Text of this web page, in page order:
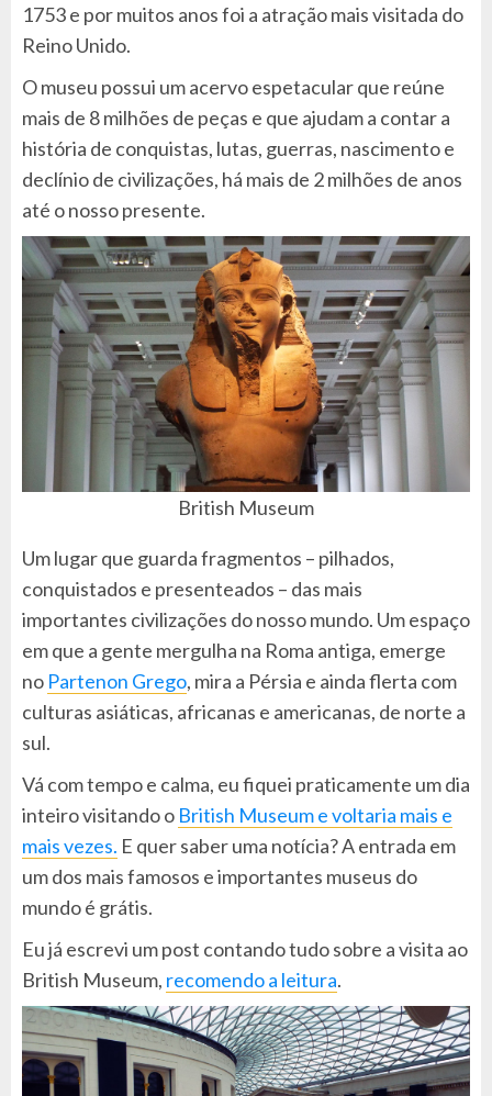
1753 e por muitos anos foi a atração mais visitada do
Reino Unido.
O museu possui um acervo espetacular que reúne
mais de 8 milhões de peças e que ajudam a contar a
história de conquistas, lutas, guerras, nascimento e
declínio de civilizações, há mais de 2 milhões de anos
até o nosso presente.
British Museum
Um lugar que guarda fragmentos – pilhados,
conquistados e presenteados – das mais
importantes civilizações do nosso mundo. Um espaço
em que a gente mergulha na Roma antiga, emerge
no Partenon Grego, mira a Pérsia e ainda flerta com
culturas asiáticas, africanas e americanas, de norte a
sul.
Vá com tempo e calma, eu fiquei praticamente um dia
inteiro visitando o British Museum e voltaria mais e
mais vezes. E quer saber uma notícia? A entrada em
um dos mais famosos e importantes museus do
mundo é grátis.
Eu já escrevi um post contando tudo sobre a visita ao
British Museum, recomendo a leitura.